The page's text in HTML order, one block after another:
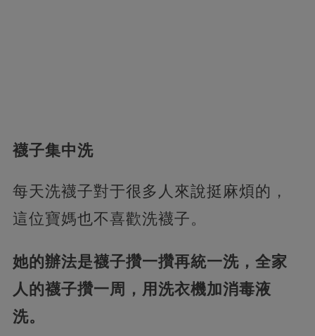
襪子集中洗
每天洗襪子對于很多人來說挺麻煩的，
這位寶媽也不喜歡洗襪子。
她的辦法是襪子攢一攢再統一洗，全家
人的襪子攢一周，用洗衣機加消毒液
洗。